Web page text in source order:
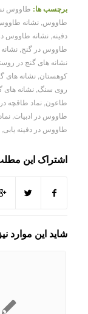
برچسب ها: طاووس
طاووس نشانه
دفینه نشانه طاووس در
طاووس در گنج
نشانه های گنج در
کوهستان نشانه های
روی سنگ نشانه
طاعون نماد طاقچه
طاووس در ادبیات
طاووس در دفینه یابی
اشتراک این
شاید این موارد